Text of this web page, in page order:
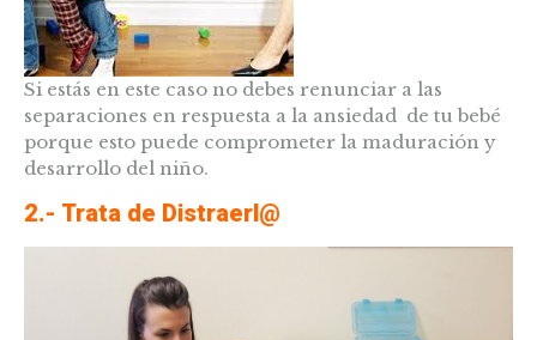
Si estás en este caso no debes renunciar a las
separaciones en respuesta a la ansiedad de tu bebé
porque esto puede comprometer la maduración y
desarrollo del niño.
2.- Trata de Distraerl@